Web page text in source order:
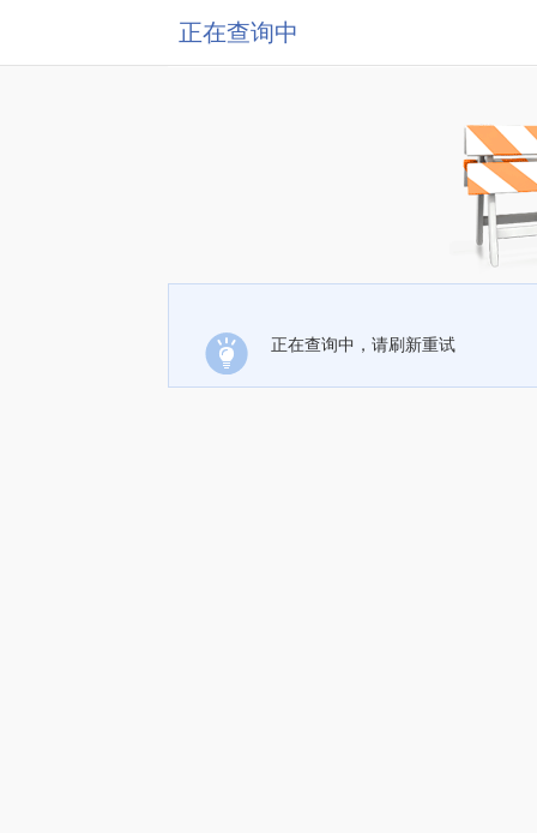
正在查询中
正在查询中，请刷新重试